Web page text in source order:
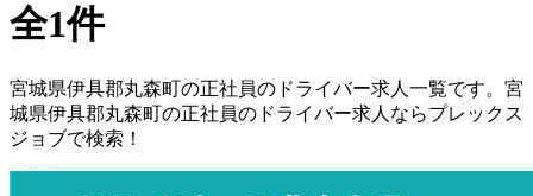
全1件
宮城県伊具郡丸森町の正社員の ドライバー求人一覧です。 宮
城県伊具郡丸森町の正社員の ドライバー求人ならプレックス
ジョブで検索！